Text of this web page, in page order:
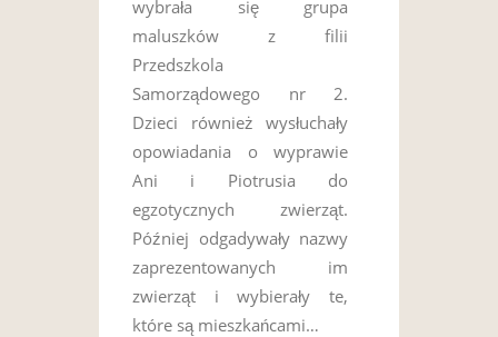
wybrała się grupa
maluszków z filii
Przedszkola
Samorządowego nr 2.
Dzieci również wysłuchały
opowiadania o wyprawie
Ani i Piotrusia do
egzotycznych zwierząt.
Później odgadywały nazwy
zaprezentowanych im
zwierząt i wybierały te,
które są mieszkańcami…